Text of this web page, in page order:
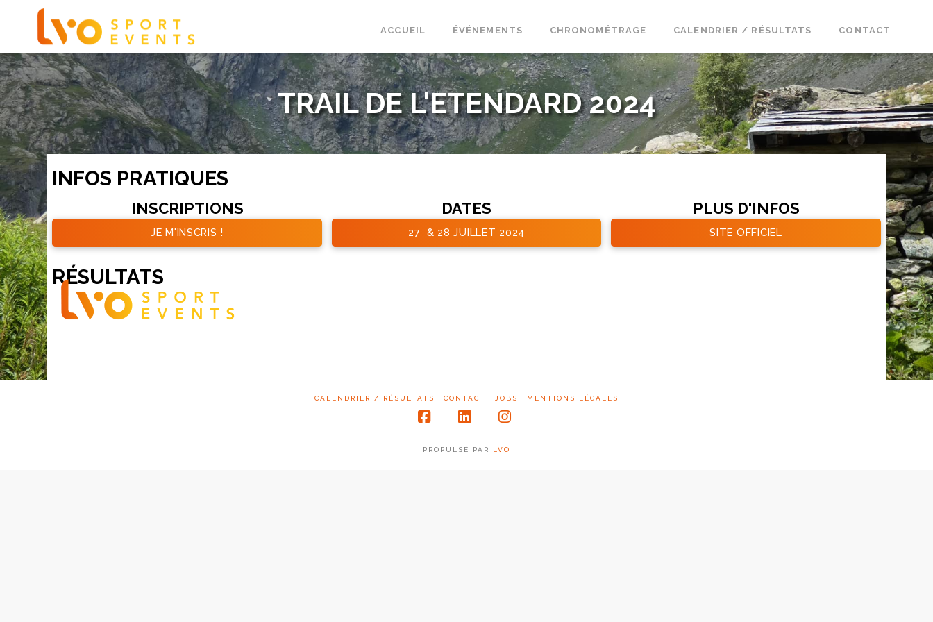
ACCUEIL ÉVÉNEMENTS CHRONOMÉTRAGE CALENDRIER / RÉSULTATS CONTACT
TRAIL DE L'ETENDARD 2024
INFOS PRATIQUES
INSCRIPTIONS
JE M'INSCRIS !
DATES
27 & 28 JUILLET 2024
PLUS D'INFOS
SITE OFFICIEL
RÉSULTATS
CALENDRIER / RÉSULTATS CONTACT JOBS MENTIONS LÉGALES
PROPULSÉ PAR LVO